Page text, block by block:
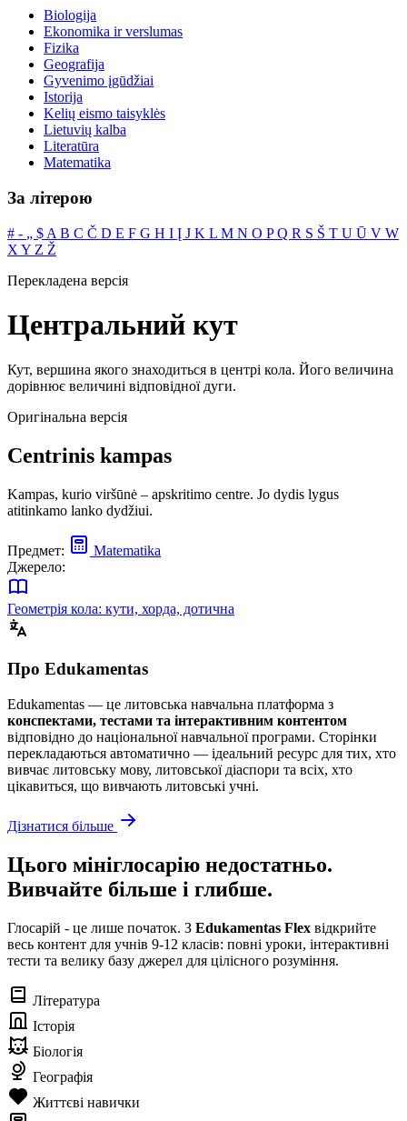
Biologija
Ekonomika ir verslumas
Fizika
Geografija
Gyvenimo įgūdžiai
Istorija
Kelių eismo taisyklės
Lietuvių kalba
Literatūra
Matematika
За літерою
# ‐ „ $ A B C Č D E F G H I Į J K L M N O PQ R S Š T U Ū V W
X Y Z Ž
Перекладена версія
Центральний кут
Кут, вершина якого знаходиться в центрі кола. Його величина
дорівнює величині відповідної дуги.
Оригінальна версія
Centrinis kampas
Kampas, kurio viršūnė – apskritimo centre. Jo dydis lygus
atitinkamo lanko dydžiui.
Предмет:
Matematika
Джерело:
Геометрія кола: кути, хорда, дотична
Про Edukamentas
Edukamentas — це литовська навчальна платформа з
конспектами, тестами та інтерактивним контентом
відповідно до національної навчальної програми. Сторінки
перекладаються автоматично — ідеальний ресурс для тих, хто
вивчає литовську мову, литовської діаспори та всіх, хто
цікавиться, що вивчають литовські учні.
Дізнатися більше
Цього мініглосарію недостатньо.
Вивчайте більше і глибше.
Глосарій - це лише початок. З Edukamentas Flex відкрийте
весь контент для учнів 9-12 класів: повні уроки, інтерактивні
тести та велику базу джерел для цілісного розуміння.
Література
Історія
Біологія
Географія
Життєві навички